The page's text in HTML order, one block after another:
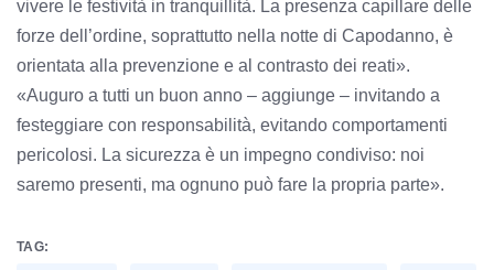
vivere le festività in tranquillità. La presenza capillare delle
forze dell’ordine, soprattutto nella notte di Capodanno, è
orientata alla prevenzione e al contrasto dei reati».
«Auguro a tutti un buon anno – aggiunge – invitando a
festeggiare con responsabilità, evitando comportamenti
pericolosi. La sicurezza è un impegno condiviso: noi
saremo presenti, ma ognuno può fare la propria parte».
TAG: